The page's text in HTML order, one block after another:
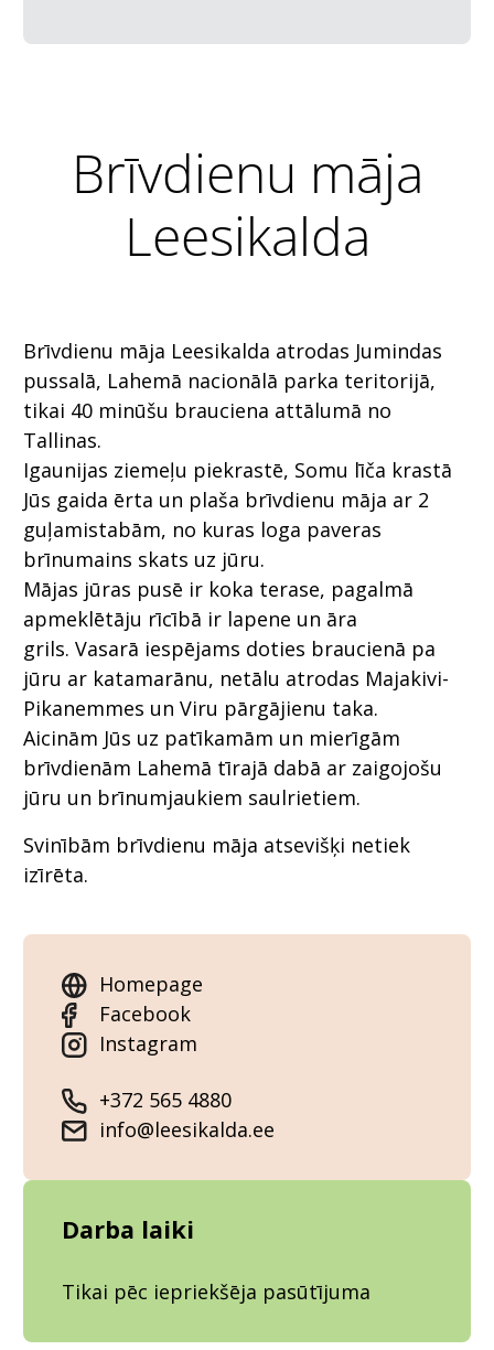
Brīvdienu māja
Leesikalda
Brīvdienu māja Leesikalda atrodas Jumindas
pussalā, Lahemā nacionālā parka teritorijā,
tikai 40 minūšu brauciena attālumā no
Tallinas.
Igaunijas ziemeļu piekrastē, Somu līča krastā
Jūs gaida ērta un plaša brīvdienu māja ar 2
guļamistabām, no kuras loga paveras
brīnumains skats uz jūru.
Mājas jūras pusē ir koka terase, pagalmā
apmeklētāju rīcībā ir lapene un āra
grils. Vasarā iespējams doties braucienā pa
jūru ar katamarānu, netālu atrodas Majakivi-
Pikanemmes un Viru pārgājienu taka.
Aicinām Jūs uz patīkamām un mierīgām
brīvdienām Lahemā tīrajā dabā ar zaigojošu
jūru un brīnumjaukiem saulrietiem.
Svinībām brīvdienu māja atsevišķi netiek
izīrēta.
Homepage
Facebook
Instagram
+372 565 4880
info@leesikalda.ee
Darba laiki
Tikai pēc iepriekšēja pasūtījuma